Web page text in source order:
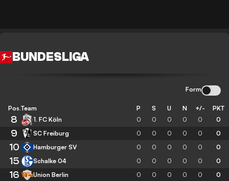
BUNDESLIGA
Form
Pos.Team P S U N +/- PKT
8 1. FC Köln 0 0 0 0 0 0
9 SC Freiburg 0 0 0 0 0 0
10 Hamburger SV 0 0 0 0 0 0
15 Schalke 04 0 0 0 0 0 0
16 Union Berlin 0 0 0 0 0 0